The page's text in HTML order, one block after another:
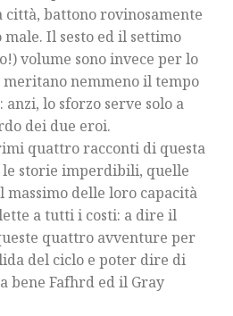
battono rovinosamente
Il sesto ed il settimo
volume sono invece per lo
nemmeno il tempo
lo sforzo serve solo a
dei due eroi.
quattro racconti di questa
le storie imperdibili, quelle
massimo delle loro capacità
a tutti i costi: a dire il
quattro avventure per
del ciclo e poter dire di
bene Fafhrd ed il Gray